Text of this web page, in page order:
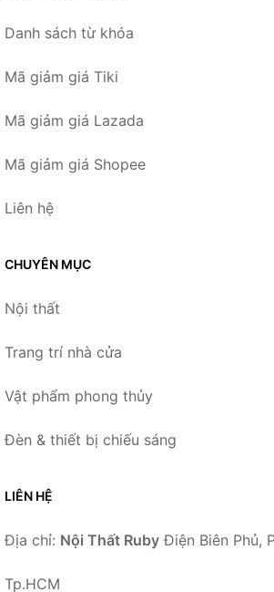
Danh sách từ khóa
Mã giảm giá Tiki
Mã giảm giá Lazada
Mã giảm giá Shopee
Liên hệ
CHUYÊN MỤC
Nội thất
Trang trí nhà cửa
Vật phẩm phong thủy
Đèn & thiết bị chiếu sáng
LIÊN HỆ
Địa chỉ: Nội Thất Ruby Điện Biên Phủ,
Tp.HCM